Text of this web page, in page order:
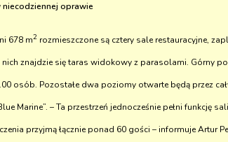
niecodziennej oprawie
678 m2 rozmieszczone są cztery sale restauracyjne,
nich znajdzie się taras widokowy z parasolami. Górny
osób. Pozostałe dwa poziomy otwarte będą przez
Marine”. – Ta przestrzeń jednocześnie pełni funkcję
przyjmą łącznie ponad 60 gości – informuje Artur